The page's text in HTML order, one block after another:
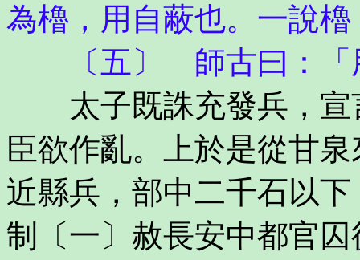
為櫓，用自蔽也。一說
〔五〕 師古曰：「
太子既誅充發兵，宣
臣欲作亂。上於是從甘
近縣兵，部中二千石以
制〔一〕赦長安中都官